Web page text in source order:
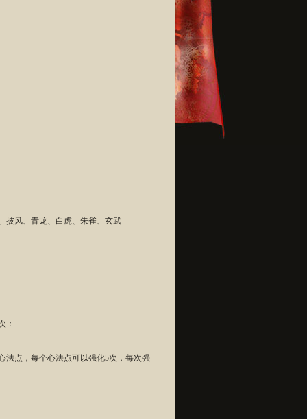
披风、青龙、白虎、朱雀、玄武
：
法点，每个心法点可以强化5次，每次强